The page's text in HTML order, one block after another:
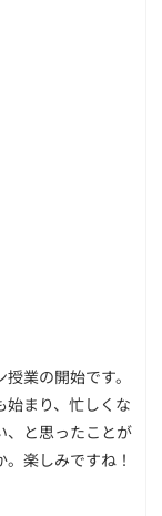
業の開始です。
始まり、忙しくな
、と思ったことが
楽しみですね！